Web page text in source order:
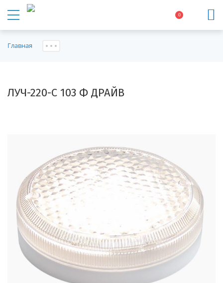
0
Главная
ЛУЧ-220-С 103 Ф ДРАЙВ